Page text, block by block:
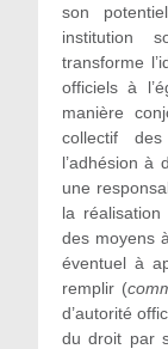
son
institution
transforme
officiels à
manière
collectif
l’adhésion à
une
la
des moyens
éventuel à
remplir (
d’autorité
du droit par